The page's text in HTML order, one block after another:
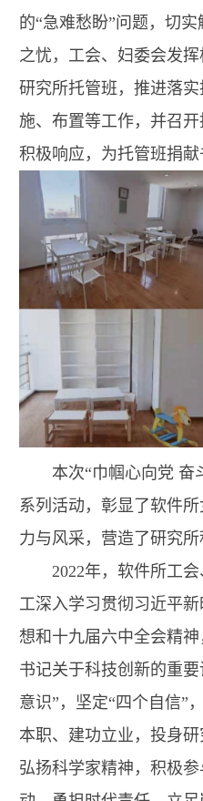
的“急难愁盼”问题，切
之忧，工会、妇委会发
研究所托管班，推进落
施、布置等工作，并召
积极响应，为托管班捐献
本次“巾帼心向党 奋
系列活动，彰显了软件
力与风采，营造了研究所
2022年，软件所工
工深入学习贯彻习近平
想和十九届六中全会精
书记关于科技创新的重
意识”，坚定“四个自信”
本职、建功立业，投身
弘扬科学家精神，积极